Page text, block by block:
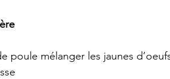
poule mélanger les jaunes